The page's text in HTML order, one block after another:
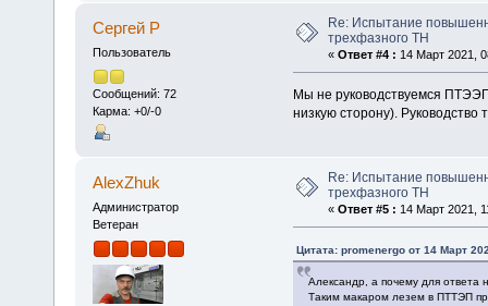
Сергей Р
Пользователь
Сообщений: 72
Карма: +0/-0
Re: Испытание
трехфазного ТН
« Ответ #4 : 14 Март 2021,
Мы не руководствуемся
низкую сторону). Руководство
AlexZhuk
Администратор
Ветеран
Re: Испытание
трехфазного ТН
« Ответ #5 : 14 Март 2021,
Цитата: promenergo от 14 Март
Александр, а почему для ответа
Таким макаром лезем в ПТТЭП